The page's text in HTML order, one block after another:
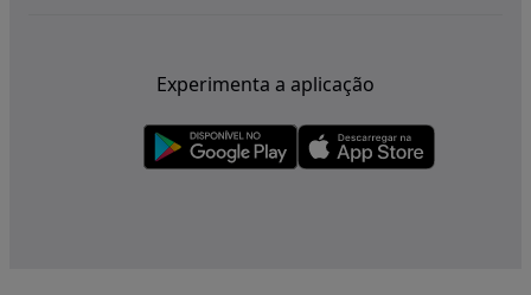
Experimenta a aplicação